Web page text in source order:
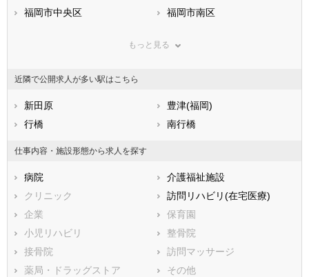
兵庫県
和歌山県
山口県
福岡県
佐賀県
熊本県
鹿児島県
福岡市中央区
福岡市南区
北九州市門司区
北九州市戸畑区
北九州市小倉北区
北九州市小倉南区
北九州市八幡東区
大牟田市
久留米市
直方市
飯塚市
田川市
柳川市
八女市
筑後市
大川市
行橋市
豊前市
中間市
もっと見る
近隣で公開求人が多い駅はこちら
新田原
豊津(福岡)
行橋
南行橋
仕事内容・施設形態から求人を探す
病院
介護福祉施設
クリニック
訪問リハビリ(在宅医療)
企業
保育園
小児リハビリ
整骨院
接骨院
訪問マッサージ
薬局・ドラッグストア
その他